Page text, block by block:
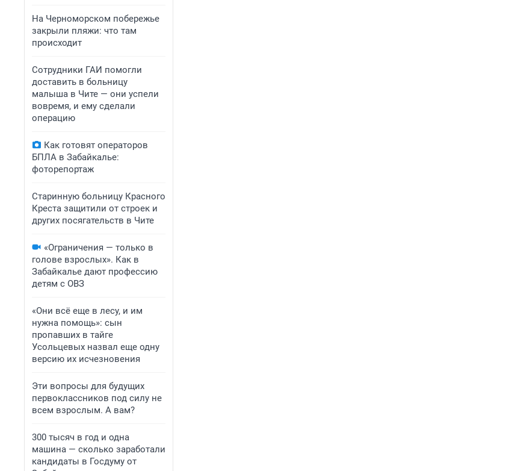
На Черноморском побережье
закрыли пляжи: что там
происходит
Сотрудники ГАИ помогли
доставить в больницу
малыша в Чите — они успели
вовремя, и ему сделали
операцию
Как готовят операторов
БПЛА в Забайкалье:
фоторепортаж
Старинную больницу Красного
Креста защитили от строек и
других посягательств в Чите
«Ограничения — только в
голове взрослых». Как в
Забайкалье дают профессию
детям с ОВЗ
«Они всё еще в лесу, и им
нужна помощь»: сын
пропавших в тайге
Усольцевых назвал еще одну
версию их исчезновения
Эти вопросы для будущих
первоклассников под силу не
всем взрослым. А вам?
300 тысяч в год и одна
машина — сколько заработали
кандидаты в Госдуму от